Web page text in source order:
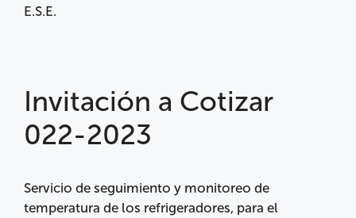
E.S.E.
Invitación a Cotizar
022-2023
Servicio de seguimiento y monitoreo de
temperatura de los refrigeradores, para el